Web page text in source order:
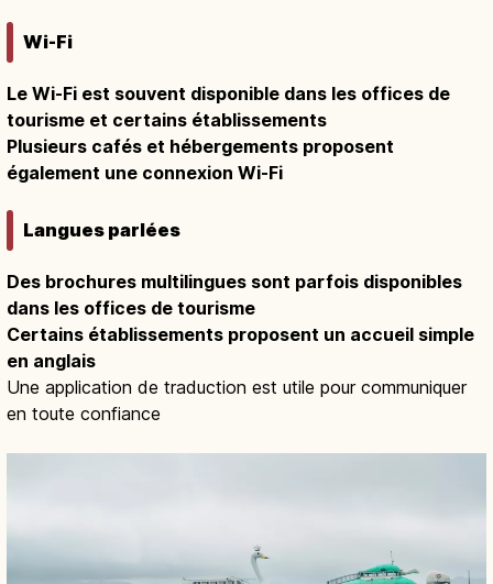
Wi-Fi
Le Wi-Fi est souvent disponible dans les offices de
tourisme et certains établissements
Plusieurs cafés et hébergements proposent
également une connexion Wi-Fi
Langues parlées
Des brochures multilingues sont parfois disponibles
dans les offices de tourisme
Certains établissements proposent un accueil simple
en anglais
Une application de traduction est utile pour communiquer
en toute confiance